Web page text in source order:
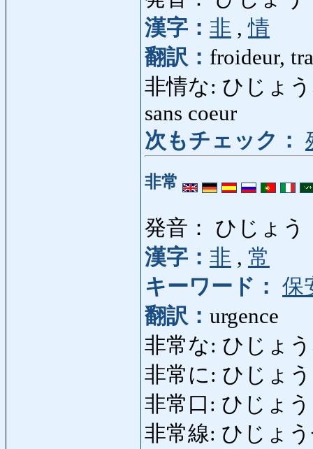
漢字： 非 ,情
翻訳： froideur,
非情な: ひじょう
sans coeur
次もチェック：
非常
発音： ひじょう
漢字： 非 , 常
キーワード： 保
翻訳： urgence
非常な: ひじょう
非常に: ひじょう
非常口: ひじょう
非常線: ひじょ